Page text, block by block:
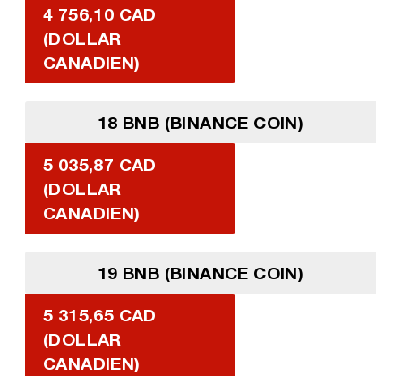
4 756,10 CAD
(DOLLAR
CANADIEN)
18 BNB (BINANCE COIN)
5 035,87 CAD
(DOLLAR
CANADIEN)
19 BNB (BINANCE COIN)
5 315,65 CAD
(DOLLAR
CANADIEN)